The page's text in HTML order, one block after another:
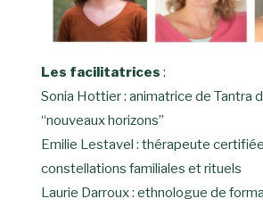
Les facilitatrices :
Sonia Hottier : animatrice de Tantra
“nouveaux horizons”
Emilie Lestavel : thérapeute
constellations familiales et rituels
Laurie Darroux : ethnologue de